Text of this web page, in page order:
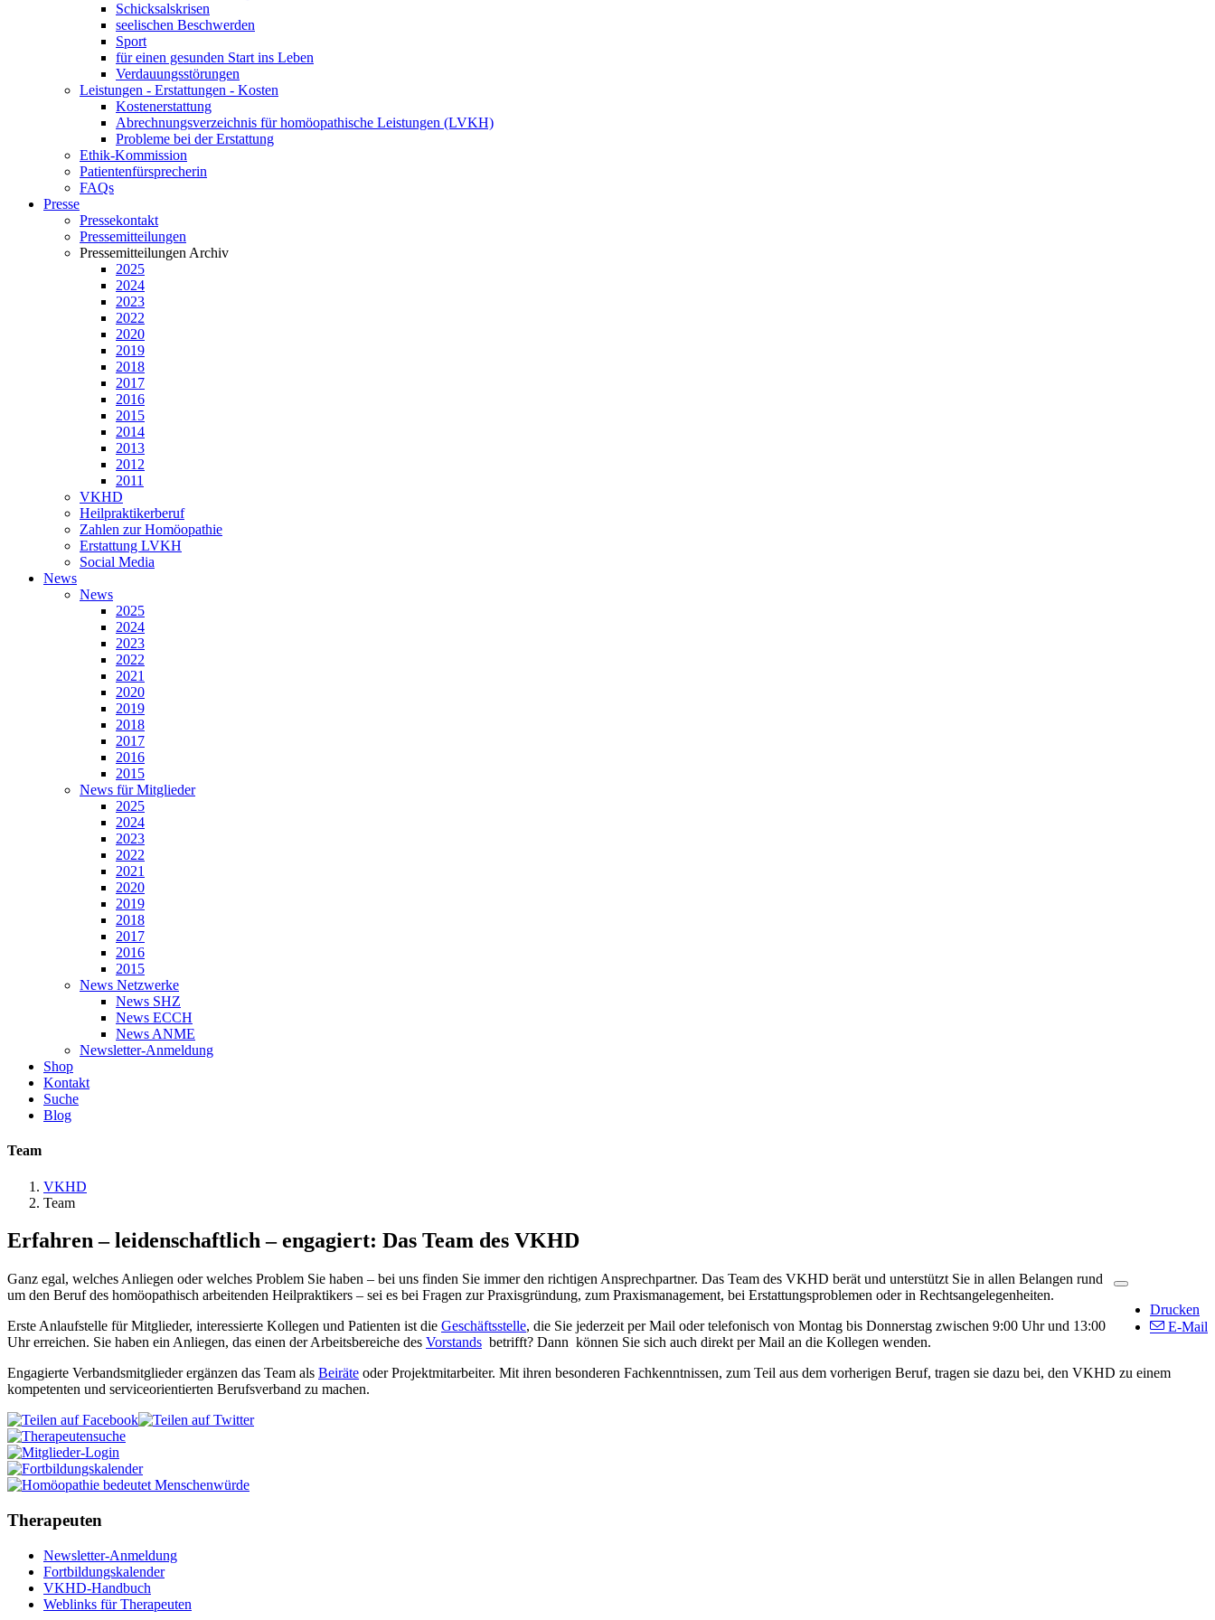
Schicksalskrisen
seelischen Beschwerden
Sport
für einen gesunden Start ins Leben
Verdauungsstörungen
Leistungen - Erstattungen - Kosten
Kostenerstattung
Abrechnungsverzeichnis für homöopathische Leistungen (LVKH)
Probleme bei der Erstattung
Ethik-Kommission
Patientenfürsprecherin
FAQs
Presse
Pressekontakt
Pressemitteilungen
Pressemitteilungen Archiv
2025
2024
2023
2022
2020
2019
2018
2017
2016
2015
2014
2013
2012
2011
VKHD
Heilpraktikerberuf
Zahlen zur Homöopathie
Erstattung LVKH
Social Media
News
News
2025
2024
2023
2022
2021
2020
2019
2018
2017
2016
2015
News für Mitglieder
2025
2024
2023
2022
2021
2020
2019
2018
2017
2016
2015
News Netzwerke
News SHZ
News ECCH
News ANME
Newsletter-Anmeldung
Shop
Kontakt
Suche
Blog
Team
VKHD
Team
Erfahren – leidenschaftlich – engagiert: Das Team des VKHD
Drucken
E-Mail
Ganz egal, welches Anliegen oder welches Problem Sie haben – bei uns finden Sie immer den richtigen Ansprechpartner. Das Team des VKHD berät und unterstützt Sie in allen Belangen rund
um den Beruf des homöopathisch arbeitenden Heilpraktikers – sei es bei Fragen zur Praxisgründung, zum Praxismanagement, bei Erstattungsproblemen oder in Rechtsangelegenheiten.
Erste Anlaufstelle für Mitglieder, interessierte Kollegen und Patienten ist die Geschäftsstelle, die Sie jederzeit per Mail oder telefonisch von Montag bis Donnerstag zwischen 9:00 Uhr und 13:00
Uhr erreichen. Sie haben ein Anliegen, das einen der Arbeitsbereiche des Vorstands betrifft? Dann können Sie sich auch direkt per Mail an die Kollegen wenden.
Engagierte Verbandsmitglieder ergänzen das Team als Beiräte oder Projektmitarbeiter. Mit ihren besonderen Fachkenntnissen, zum Teil aus dem vorherigen Beruf, tragen sie dazu bei, den VKHD zu einem
kompetenten und serviceorientierten Berufsverband zu machen.
Therapeuten
Newsletter-Anmeldung
Fortbildungskalender
VKHD-Handbuch
Weblinks für Therapeuten